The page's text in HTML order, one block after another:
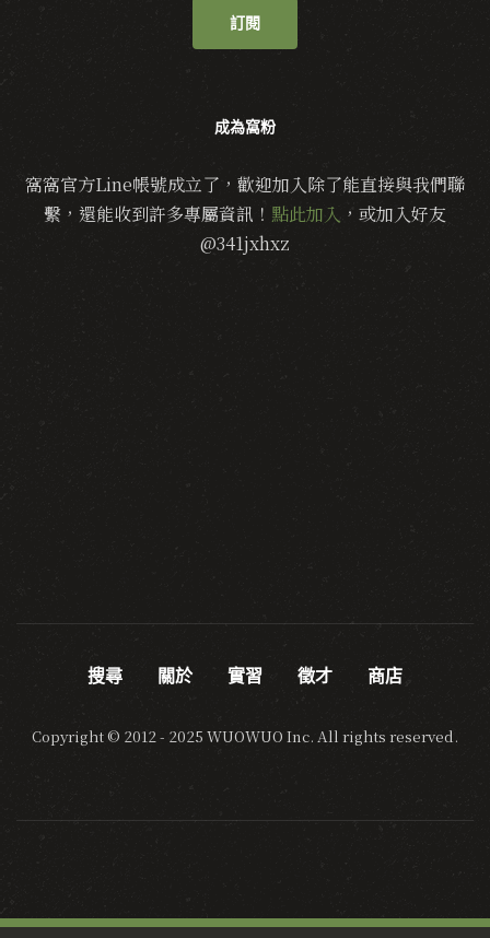
訂閱
成為窩粉
窩窩官方Line帳號成立了，歡迎加入除了能直接與我們聯
繫，還能收到許多專屬資訊！ 點此加入 ，或加入好友
@341jxhxz
搜尋 關於 實習 徵才 商店
Copyright © 2012 - 2025 WUOWUO Inc. All rights reserved.